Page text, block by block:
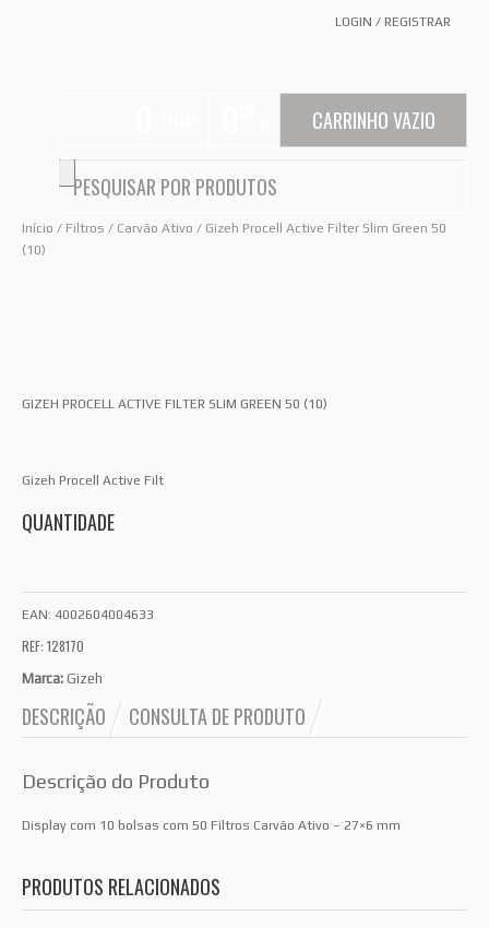
LOGIN / REGISTRAR
CARRINHO VAZIO
Início / Filtros / Carvão Ativo / Gizeh Procell Active Filter Slim Green 50
(10)
GIZEH PROCELL ACTIVE FILTER SLIM GREEN 50 (10)
Gizeh Procell Active Filt
QUANTIDADE
EAN: 4002604004633
REF: 128170
Marca: Gizeh
DESCRIÇÃO CONSULTA DE PRODUTO
Descrição do Produto
Display com 10 bolsas com 50 Filtros Carvão Ativo – 27×6 mm
PRODUTOS RELACIONADOS